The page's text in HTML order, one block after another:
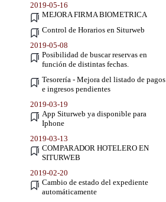
2019-05-16
MEJORA FIRMA BIOMETRICA
Control de Horarios en Siturweb
2019-05-08
Posibilidad de buscar reservas en
función de distintas fechas.
Tesorería - Mejora del listado de pagos
e ingresos pendientes
2019-03-19
App Siturweb ya disponible para
Iphone
2019-03-13
COMPARADOR HOTELERO EN
SITURWEB
2019-02-20
Cambio de estado del expediente
automáticamente